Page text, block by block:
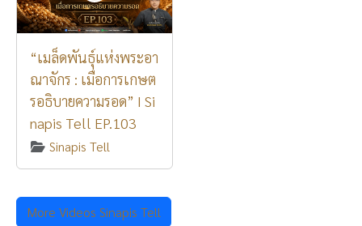
“เมล็ดพันธุ์แห่งพระอา
ณาจักร : เมื่อการเกษต
รอธิบายความรอด” I Si
napis Tell EP.103
Sinapis Tell
More Videos Sinapis Tell